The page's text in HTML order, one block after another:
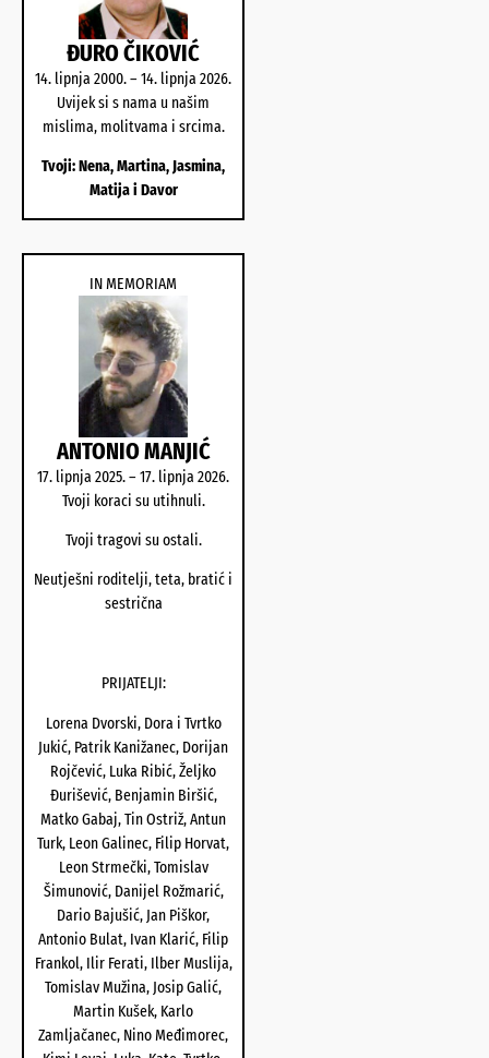
ĐURO ČIKOVIĆ
14. lipnja 2000. – 14. lipnja 2026.
Uvijek si s nama u našim
mislima, molitvama i srcima.
Tvoji: Nena, Martina, Jasmina,
Matija i Davor
IN MEMORIAM
ANTONIO MANJIĆ
17. lipnja 2025. – 17. lipnja 2026.
Tvoji koraci su utihnuli.
Tvoji tragovi su ostali.
Neutješni roditelji, teta, bratić i
sestrična
PRIJATELJI:
Lorena Dvorski, Dora i Tvrtko
Jukić, Patrik Kanižanec, Dorijan
Rojčević, Luka Ribić, Željko
Đurišević, Benjamin Biršić,
Matko Gabaj, Tin Ostriž, Antun
Turk, Leon Galinec, Filip Horvat,
Leon Strmečki, Tomislav
Šimunović, Danijel Rožmarić,
Dario Bajušić, Jan Piškor,
Antonio Bulat, Ivan Klarić, Filip
Frankol, Ilir Ferati, Ilber Muslija,
Tomislav Mužina, Josip Galić,
Martin Kušek, Karlo
Zamljačanec, Nino Međimorec,